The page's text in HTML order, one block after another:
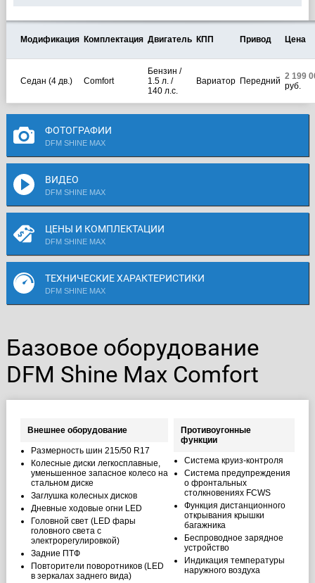
Модификация Комплектация Двигатель КПП Привод Цена
Седан (4 дв.) Comfort
Бензин /
1.5 л. /
140 л.с.
Вариатор Передний 2 199
руб.
ФОТОГРАФИИ
DFM SHINE MAX
ВИДЕО
DFM SHINE MAX
ЦЕНЫ И КОМПЛЕКТАЦИИ
DFM SHINE MAX
ТЕХНИЧЕСКИЕ ХАРАКТЕРИСТИКИ
DFM SHINE MAX
Базовое оборудование
DFM Shine Max Comfort
Внешнее оборудование
Размерность шин 215/50 R17
Колесные диски легкосплавные,
уменьшенное запасное колесо на
стальном диске
Заглушка колесных дисков
Дневные ходовые огни LED
Головной свет (LED фары
головного света с
электрорегулировкой)
Задние ПТФ
Повторители поворотников (LED
в зеркалах заднего вида)
Противоугонные
функции
Cистема круиз-контроля
Система предупреждения
о фронтальных
столкновениях FCWS
Функция дистанционного
открывания крышки
багажника
Беспроводное зарядное
устройство
Индикация температуры
наружного воздуха